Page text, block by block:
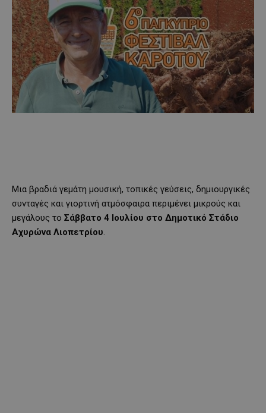
Μια βραδιά γεμάτη μουσική, τοπικές γεύσεις, δημιουργικές
συνταγές και γιορτινή ατμόσφαιρα περιμένει μικρούς και
μεγάλους το Σάββατο 4 Ιουλίου στο Δημοτικό Στάδιο
Αχυρώνα Λιοπετρίου.